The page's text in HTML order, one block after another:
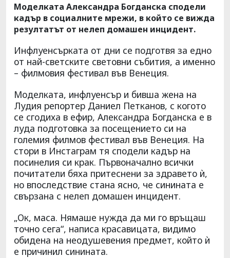
Моделката Александра Богданска сподели
кадър в социалните мрежи, в който се вижда
резултатът от нелеп домашен инцидент.
Инфлуенсърката от дни се подготвя за едно
от най-светските световни събития, а именно
– филмовия фестивал във Венеция.
Моделката, инфлуенсър и бивша жена на
Лудия репортер Даниел Петканов, с когото
се сгодиха в ефир, Александра Богданска е в
луда подготовка за посещението си на
големия филмов фестивал във Венеция. На
стори в Инстаграм тя сподели кадър на
посинелия си крак. Първоначално всички
почитатели бяха притеснени за здравето ѝ,
но впоследствие стана ясно, че синината е
свързана с нелеп домашен инцидент.
„Ок, маса. Нямаше нужда да ми го връщаш
точно сега“, написа красавицата, видимо
обидена на неодушевения предмет, който ѝ
е причинил синината.